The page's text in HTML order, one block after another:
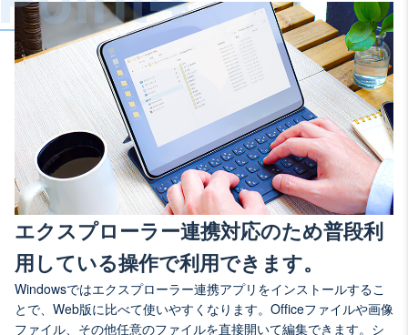
エクスプローラー連携対応のため普段利
用している操作で利用できます。
Windowsではエクスプローラー連携アプリをインストールするこ
とで、Web版に比べて使いやすくなります。Officeファイルや画像
ファイル、その他任意のファイルを直接開いて編集できます。シ